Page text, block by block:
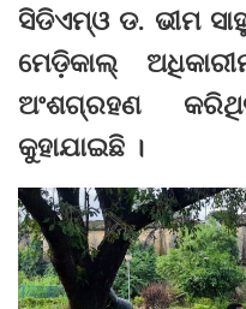
ସିଡିଏମ୍‌ଓ ଡ. ଭୀମ
ମେଡ଼ିକାଲ୍‌
ଅଂଶଗ୍ରହଣ
କୁହାଯାଇଛି ।